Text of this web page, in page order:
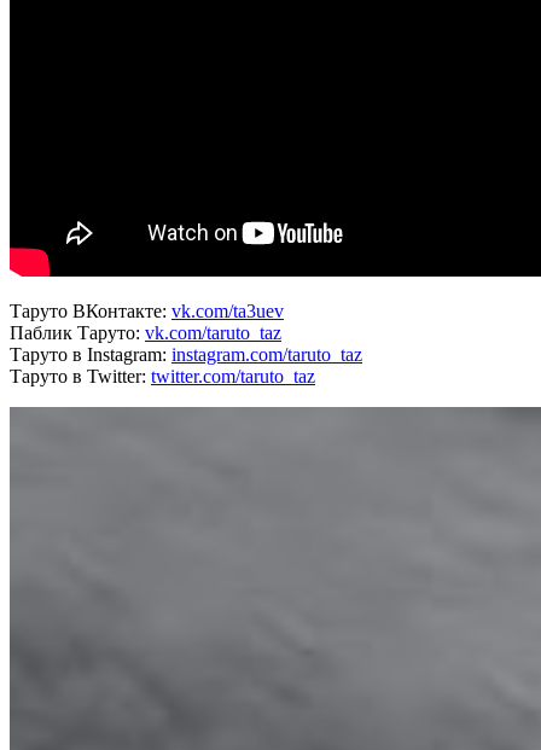
Таруто ВКонтакте: vk.com/ta3uev
Паблик Таруто: vk.com/taruto_taz
Таруто в Instagram: instagram.com/taruto_taz
Таруто в Twitter: twitter.com/taruto_taz